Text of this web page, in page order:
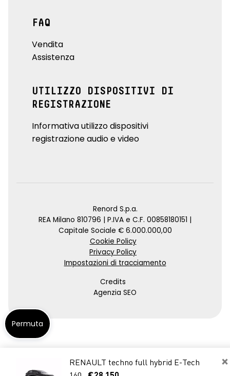
×
RENAULT techno full hybrid E-Tech
FAQ
Vendita
Assistenza
UTILIZZO DISPOSITIVI DI
REGISTRAZIONE
Informativa utilizzo dispositivi
registrazione audio e video
Renord S.p.a.
REA Milano 810796 | P.IVA e C.F. 00858180151 |
Capitale Sociale € 6.000.000,00
Cookie Policy
Privacy Policy
Impostazioni di tracciamento
Credits
Agenzia SEO
Permuta